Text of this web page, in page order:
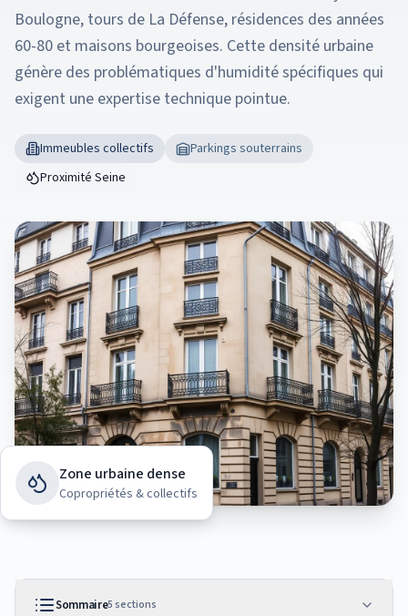
Boulogne, tours de La Défense, résidences des années
60-80 et maisons bourgeoises. Cette densité urbaine
génère des problématiques d'humidité spécifiques qui
exigent une expertise technique pointue.
Immeubles collectifs
Parkings souterrains
Proximité Seine
Zone urbaine dense
Copropriétés & collectifs
Sommaire5 sections